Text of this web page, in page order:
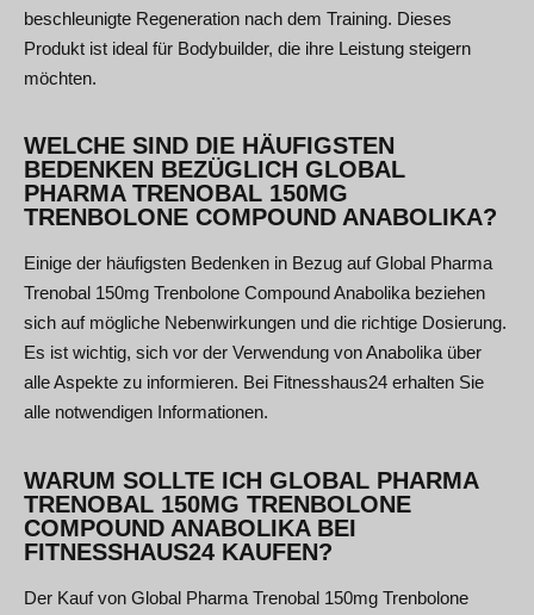
beschleunigte Regeneration nach dem Training. Dieses
Produkt ist ideal für Bodybuilder, die ihre Leistung steigern
möchten.
WELCHE SIND DIE HÄUFIGSTEN
BEDENKEN BEZÜGLICH GLOBAL
PHARMA TRENOBAL 150MG
TRENBOLONE COMPOUND ANABOLIKA?
Einige der häufigsten Bedenken in Bezug auf Global Pharma
Trenobal 150mg Trenbolone Compound Anabolika beziehen
sich auf mögliche Nebenwirkungen und die richtige Dosierung.
Es ist wichtig, sich vor der Verwendung von Anabolika über
alle Aspekte zu informieren. Bei Fitnesshaus24 erhalten Sie
alle notwendigen Informationen.
WARUM SOLLTE ICH GLOBAL PHARMA
TRENOBAL 150MG TRENBOLONE
COMPOUND ANABOLIKA BEI
FITNESSHAUS24 KAUFEN?
Der Kauf von Global Pharma Trenobal 150mg Trenbolone